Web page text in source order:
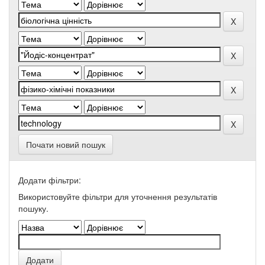
Почати новий пошук
Додати фільтри:
Використовуйте фільтри для уточнення результатів
пошуку.